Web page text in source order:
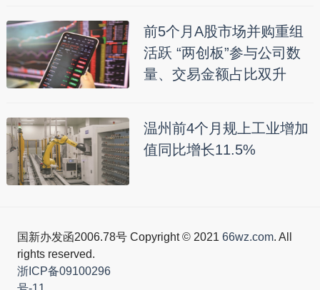
前5个月A股市场并购重组
活跃 “两创板”参与公司数
量、交易金额占比双升
温州前4个月规上工业增加
值同比增长11.5%
国新办发函2006.78号 Copyright © 2021 66wz.com. All
rights reserved.
浙ICP备09100296